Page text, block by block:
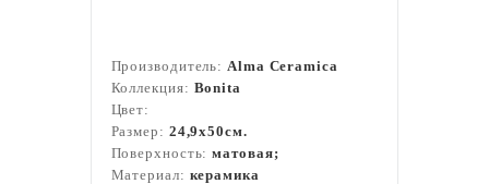
Производитель:Alma Ceramica
Коллекция: Bonita
Цвет:
Размер: 24,9x50см.
Поверхность:матовая;
Материал: керамика